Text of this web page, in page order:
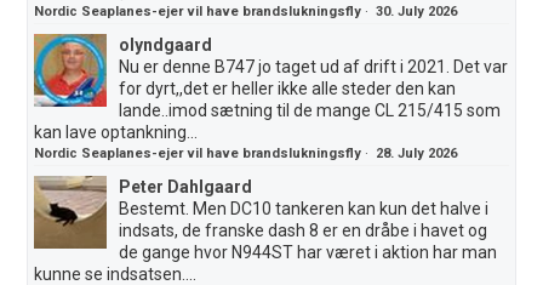
Nordic Seaplanes-ejer vil have brandslukningsfly ·30. July 2026
olyndgaard
Nu er denne B747 jo taget ud af drift i 2021. Det var
for dyrt,,det er heller ikke alle steder den kan
lande..imod sætning til de mange CL 215/415 som
kan lave optankning...
Nordic Seaplanes-ejer vil have brandslukningsfly · 28. July 2026
Peter Dahlgaard
Bestemt. Men DC10 tankeren kan kun det halve i
indsats, de franske dash 8 er en dråbe i havet og
de gange hvor N944ST har været i aktion har man
kunne se indsatsen....